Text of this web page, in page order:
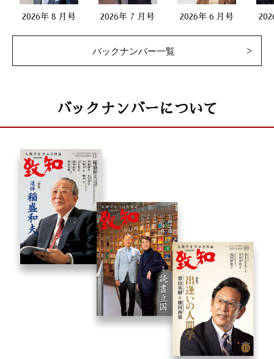
2026年 8 月号 2026年 7 月号 2026年 6 月号
バックナンバー一覧
バックナンバーについて